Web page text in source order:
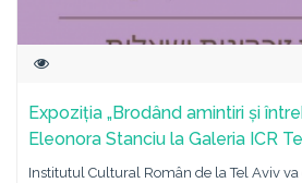
Expoziția „Brodând amintiri și
Eleonora Stanciu la Galeria ICR
Institutul Cultural Român de la Tel Aviv